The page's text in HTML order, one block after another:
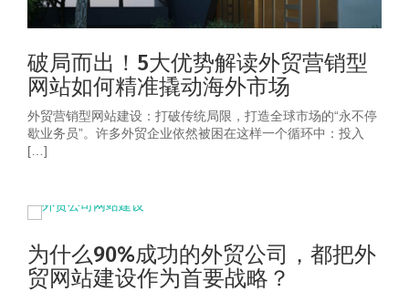
破局而出！5大优势解读外贸营销型
网站如何精准撬动海外市场
外贸营销型网站建设：打破传统局限，打造全球市场的“永不停
歇业务员”。许多外贸企业依然被困在这样一个循环中：投入
[…]
为什么90%成功的外贸公司，都把外
贸网站建设作为首要战略？